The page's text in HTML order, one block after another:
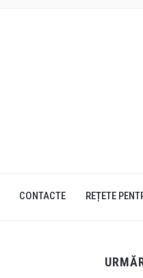
CONTACTE REȚETE